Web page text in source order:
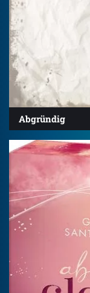
Abgründig